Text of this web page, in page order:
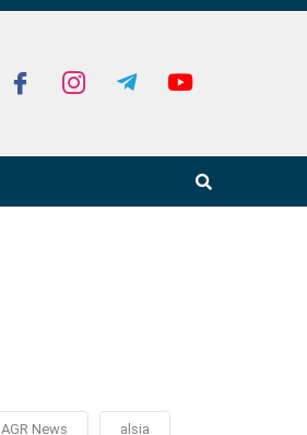
AGR News alsia